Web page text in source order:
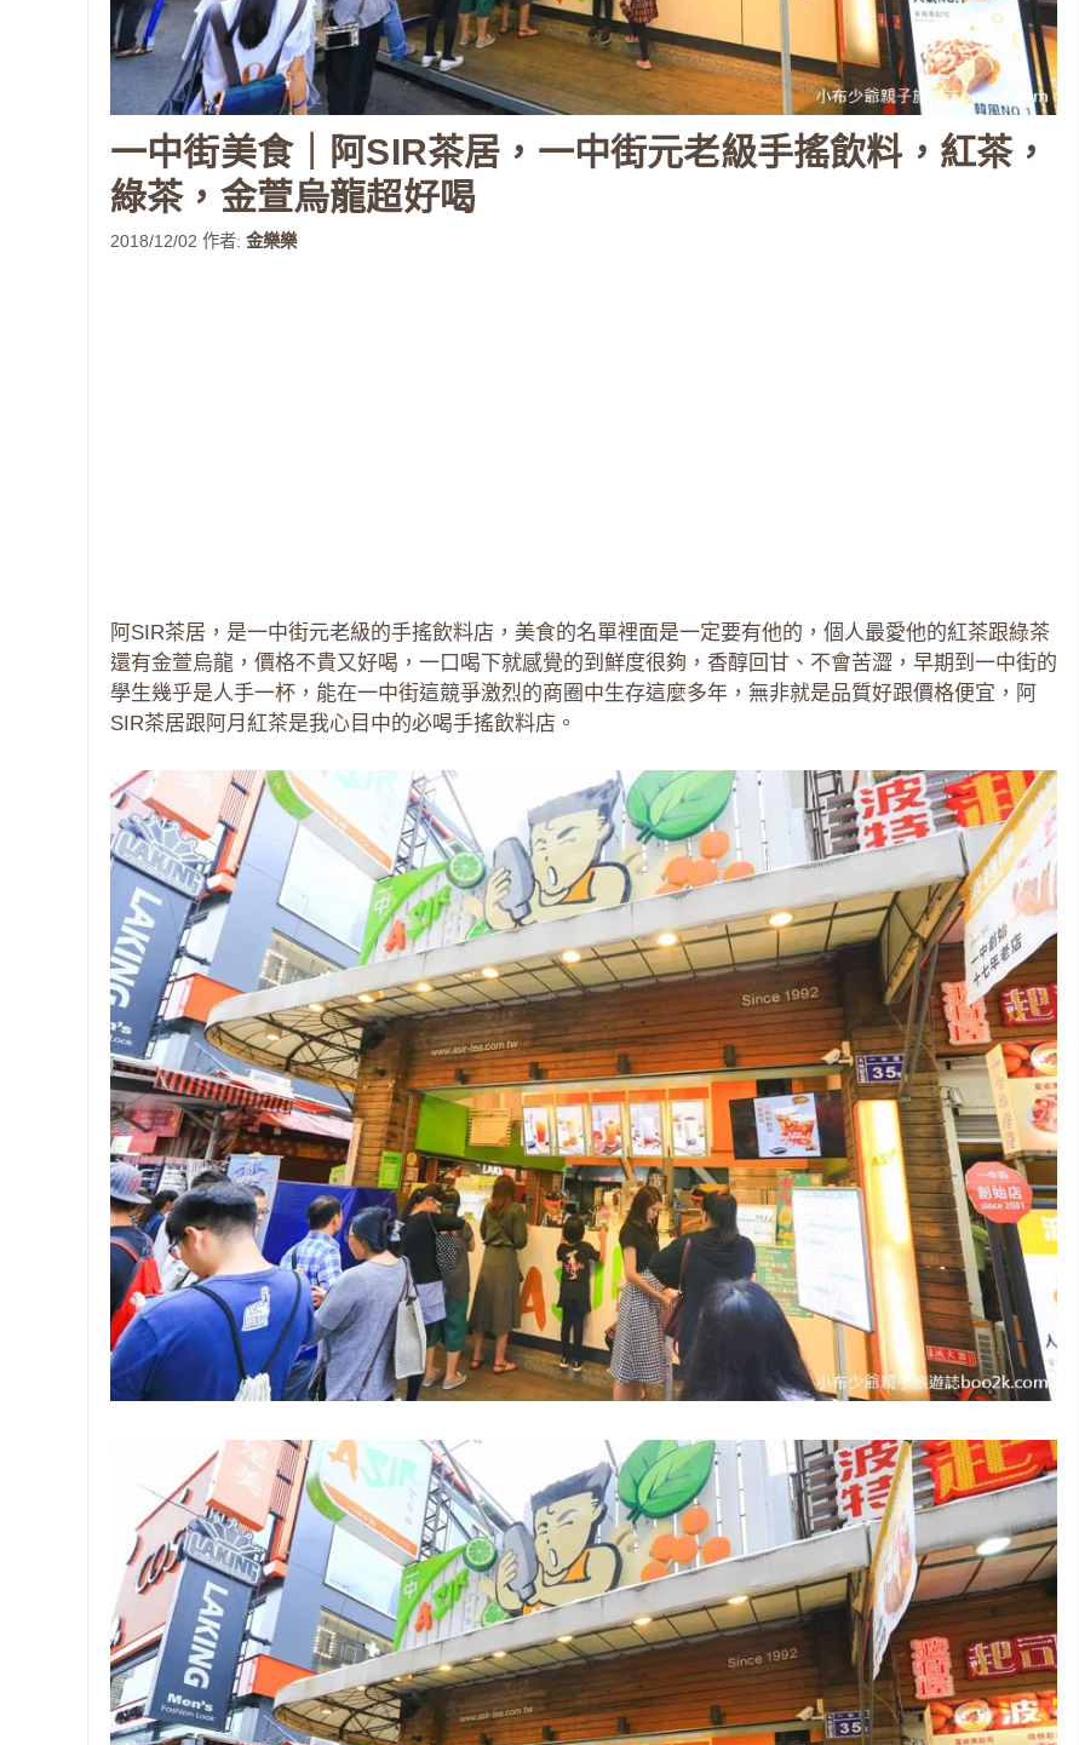
一中街美食｜阿SIR茶居，一中街元老級手搖飲料，紅茶，
綠茶，金萱烏龍超好喝
2018/12/02 作者: 金樂樂
阿SIR茶居，是一中街元老級的手搖飲料店，美食的名單裡面是一定要有他的，個人最愛他的紅茶跟綠茶
還有金萱烏龍，價格不貴又好喝，一口喝下就感覺的到鮮度很夠，香醇回甘、不會苦澀，早期到一中街的
學生幾乎是人手一杯，能在一中街這競爭激烈的商圈中生存這麼多年，無非就是品質好跟價格便宜，阿
SIR茶居跟阿月紅茶是我心目中的必喝手搖飲料店。